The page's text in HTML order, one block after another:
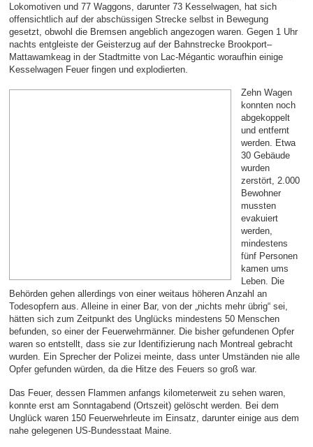
Lokomotiven und 77 Waggons, darunter 73 Kesselwagen, hat sich
offensichtlich auf der abschüssigen Strecke selbst in Bewegung
gesetzt, obwohl die Bremsen angeblich angezogen waren. Gegen 1 Uhr
nachts entgleiste der Geisterzug auf der Bahnstrecke Brookport–
Mattawamkeag in der Stadtmitte von Lac-Mégantic woraufhin einige
Kesselwagen Feuer fingen und explodierten.
Zehn Wagen
konnten noch
abgekoppelt
und entfernt
werden. Etwa
30 Gebäude
wurden
zerstört, 2.000
Bewohner
mussten
evakuiert
werden,
mindestens
fünf Personen
kamen ums
Leben. Die
Behörden gehen allerdings von einer weitaus höheren Anzahl an
Todesopfern aus. Alleine in einer Bar, von der „nichts mehr übrig“ sei,
hätten sich zum Zeitpunkt des Unglücks mindestens 50 Menschen
befunden, so einer der Feuerwehrmänner. Die bisher gefundenen Opfer
waren so entstellt, dass sie zur Identifizierung nach Montreal gebracht
wurden. Ein Sprecher der Polizei meinte, dass unter Umständen nie alle
Opfer gefunden würden, da die Hitze des Feuers so groß war.
Das Feuer, dessen Flammen anfangs kilometerweit zu sehen waren,
konnte erst am Sonntagabend (Ortszeit) gelöscht werden. Bei dem
Unglück waren 150 Feuerwehrleute im Einsatz, darunter einige aus dem
nahe gelegenen US-Bundesstaat Maine.